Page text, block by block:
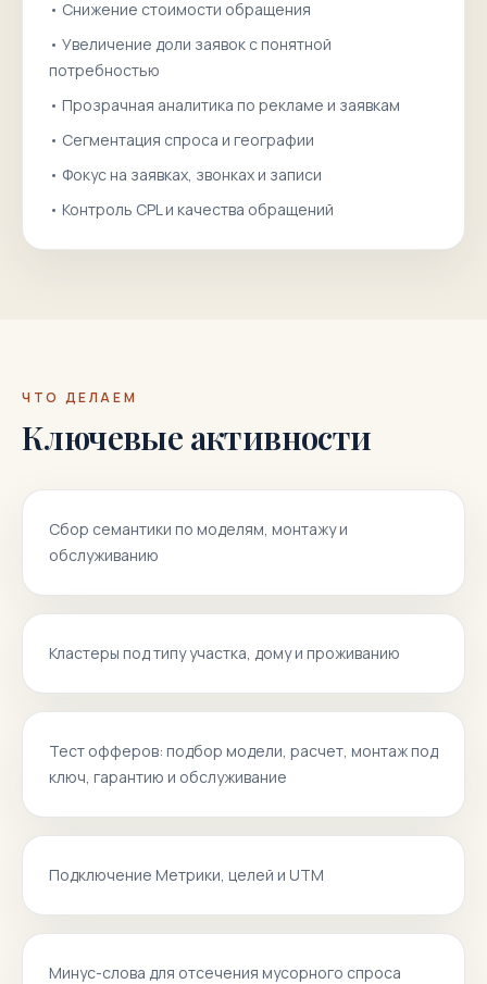
• Снижение стоимости обращения
• Увеличение доли заявок с понятной
потребностью
• Прозрачная аналитика по рекламе и заявкам
• Сегментация спроса и географии
• Фокус на заявках, звонках и записи
• Контроль CPL и качества обращений
ЧТО ДЕЛАЕМ
Ключевые активности
Сбор семантики по моделям, монтажу и
обслуживанию
Кластеры под типу участка, дому и проживанию
Тест офферов: подбор модели, расчет, монтаж под
ключ, гарантию и обслуживание
Подключение Метрики, целей и UTM
Минус-слова для отсечения мусорного спроса